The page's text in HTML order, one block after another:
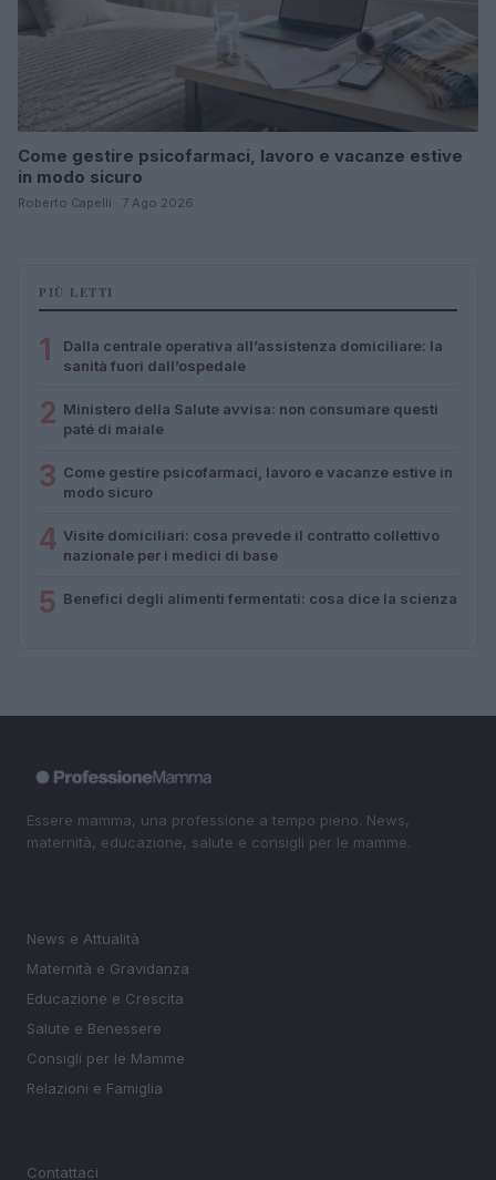
Come gestire psicofarmaci, lavoro e vacanze estive
in modo sicuro
Roberto Capelli · 7 Ago 2026
PIÙ LETTI
1
Dalla centrale operativa all’assistenza domiciliare: la
sanità fuori dall’ospedale
2 Ministero della Salute avvisa: non consumare questi
paté di maiale
3 Come gestire psicofarmaci, lavoro e vacanze estive in
modo sicuro
4 Visite domiciliari: cosa prevede il contratto collettivo
nazionale per i medici di base
5 Benefici degli alimenti fermentati: cosa dice la scienza
Essere mamma, una professione a tempo pieno. News,
maternità, educazione, salute e consigli per le mamme.
News e Attualità
Maternità e Gravidanza
Educazione e Crescita
Salute e Benessere
Consigli per le Mamme
Relazioni e Famiglia
Contattaci